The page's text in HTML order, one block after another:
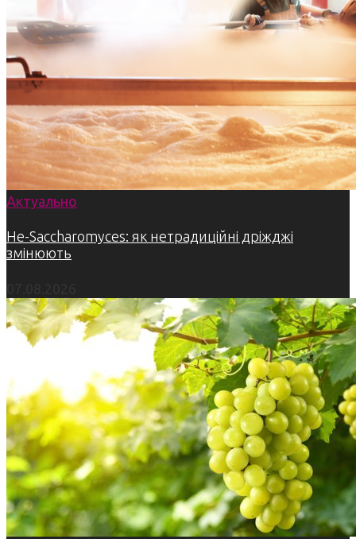
Актуально
Не-Saccharomyces: як нетрадиційні дріжджі
змінюють